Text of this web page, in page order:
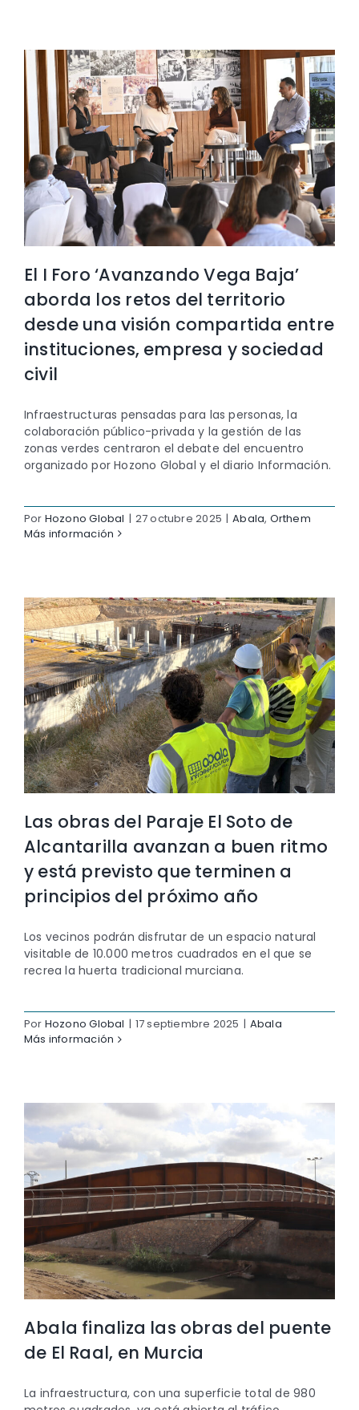
El I Foro ‘Avanzando Vega Baja’
aborda los retos del territorio
desde una visión compartida entre
instituciones, empresa y sociedad
civil
Infraestructuras pensadas para las personas, la
colaboración público-privada y la gestión de las
zonas verdes centraron el debate del encuentro
organizado por Hozono Global y el diario Información.
Por Hozono Global | 27 octubre 2025 | Abala, Orthem
Más información
Las obras del Paraje El Soto de
Alcantarilla avanzan a buen ritmo
y está previsto que terminen a
principios del próximo año
Los vecinos podrán disfrutar de un espacio natural
visitable de 10.000 metros cuadrados en el que se
recrea la huerta tradicional murciana.
Por Hozono Global | 17 septiembre 2025 | Abala
Más información
Abala finaliza las obras del puente
de El Raal, en Murcia
La infraestructura, con una superficie total de 980